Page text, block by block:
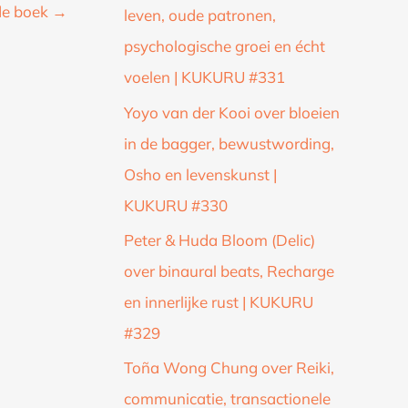
boek →
leven, oude patronen,
psychologische groei en écht
voelen | KUKURU #331
Yoyo van der Kooi over bloeien
in de bagger, bewustwording,
Osho en levenskunst |
KUKURU #330
Peter & Huda Bloom (Delic)
over binaural beats, Recharge
en innerlijke rust | KUKURU
#329
Toña Wong Chung over Reiki,
communicatie, transactionele